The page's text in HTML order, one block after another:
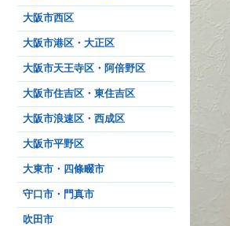
大阪市西区
大阪市港区・大正区
大阪市天王寺区・阿倍野区
大阪市住吉区・東住吉区
大阪市浪速区・西成区
大阪市平野区
大東市・四條畷市
守口市・門真市
吹田市